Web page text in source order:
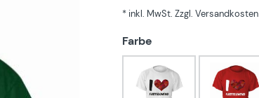
* inkl. MwSt. Zzgl. Versandkosten
Farbe